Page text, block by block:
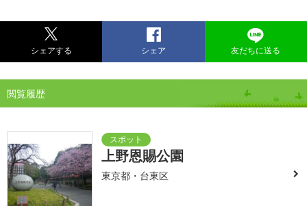
シェアする シェア 友だちに送る
閲覧履歴
上野恩賜公園
東京都・台東区